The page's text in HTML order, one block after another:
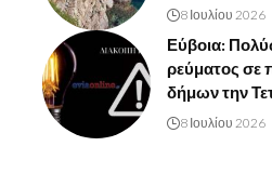
8 Ιουλίου 2026
Εύβοια:
ρεύματος σε
δήμων την
8 Ιουλίου 2026